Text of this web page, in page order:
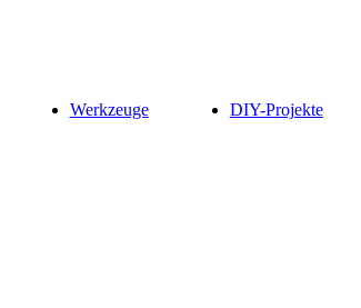
Werkzeuge DIY-Projekte